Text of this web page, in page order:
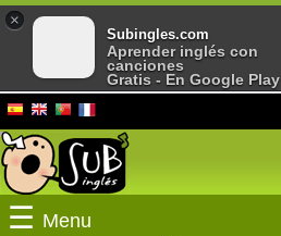
☰ Menu
×
Subingles.com
Aprender inglés con
canciones
Gratis - En Google Play